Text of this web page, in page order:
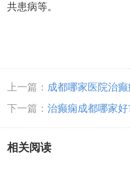
共患病等。
上一篇： 成都哪家医院治
以吃羊肉吗?
下一篇： 治癫痫成都哪家
状?
相关阅读